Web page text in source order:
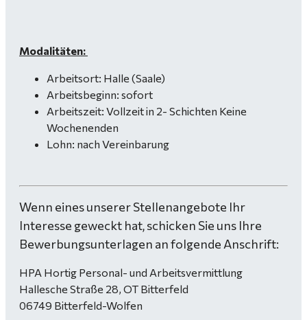
Modalitäten:
Arbeitsort: Halle (Saale)
Arbeitsbeginn: sofort
Arbeitszeit: Vollzeit in 2- Schichten Keine
Wochenenden
Lohn: nach Vereinbarung
Wenn eines unserer Stellenangebote Ihr
Interesse geweckt hat, schicken Sie uns Ihre
Bewerbungsunterlagen an folgende Anschrift:
HPA Hortig Personal- und Arbeitsvermittlung
Hallesche Straße 28, OT Bitterfeld
06749 Bitterfeld-Wolfen